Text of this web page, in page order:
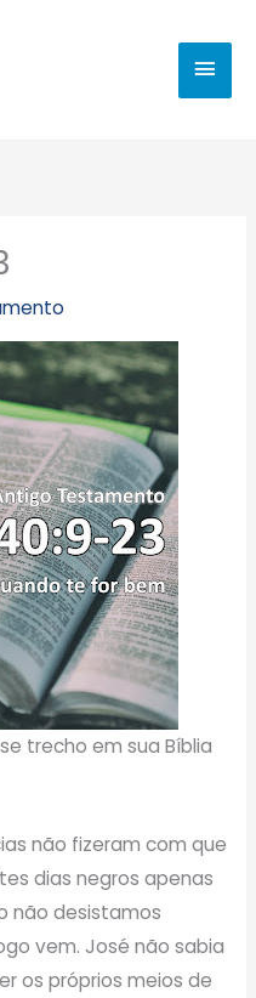
trecho em sua Bíblia
não fizeram com que
dias negros apenas
não desistamos
vem. José não sabia
os próprios meios de